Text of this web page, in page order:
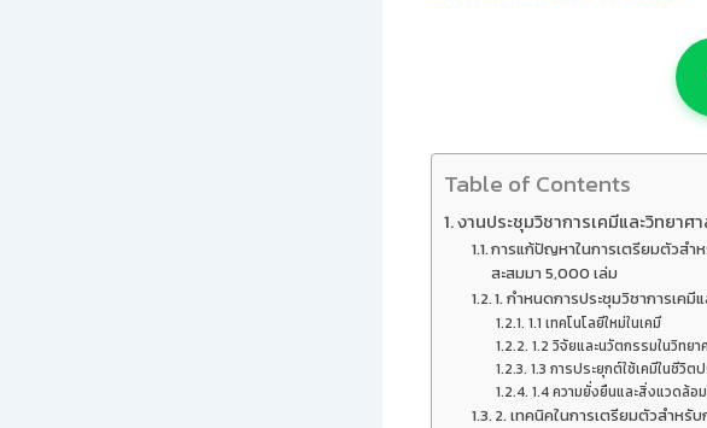
Table of Contents
งานประชุมวิชาการเคมีและวิทยา
การแก้ปัญหาในการเตรียมตัวสำ
สะสมมา 5,000 เล่ม
1. กำหนดการประชุมวิชาการเค
1.1 เทคโนโลยีใหม่ในเคมี
1.2 วิจัยและนวัตกรรมในวิทย
1.3 การประยุกต์ใช้เคมีในชีวิต
1.4 ความยั่งยืนและสิ่งแวดล้อ
2. เทคนิคในการเตรียมตัวสำหรับ